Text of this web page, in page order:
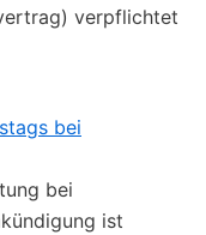
verpflichtet
bei
bei
ist